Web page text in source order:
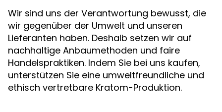
Wir sind uns der Verantwortung bewusst, die
wir gegenüber der Umwelt und unseren
Lieferanten haben. Deshalb setzen wir auf
nachhaltige Anbaumethoden und faire
Handelspraktiken. Indem Sie bei uns kaufen,
unterstützen Sie eine umweltfreundliche und
ethisch vertretbare Kratom-Produktion.